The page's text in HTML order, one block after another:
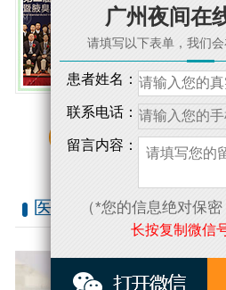
果发布会
2017年9
疗技术科
疗医联…
点击了解更
医师团队 / PHYSICIAN TEAM
广州夜间在
请填写以下表单，我们
患者姓名：
联系电话：
留言内容：
（*您的信息绝对保
长按复制微信